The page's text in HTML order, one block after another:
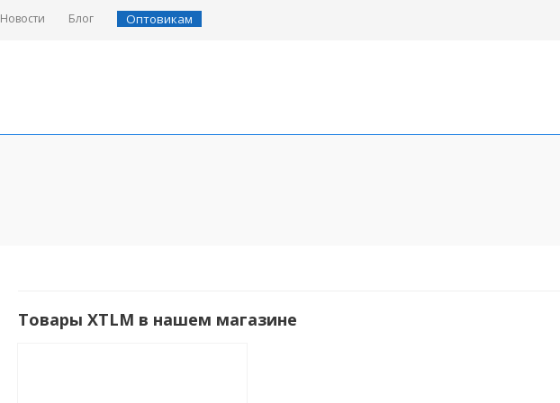
Новости Блог Оптовикам
Товары XTLM в нашем магазине
27.5" Велосипеды Складные